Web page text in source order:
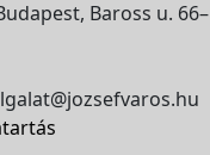
Baross u. 66–